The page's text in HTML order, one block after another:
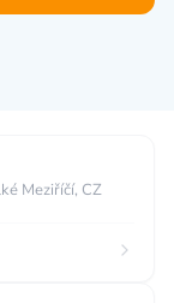
Meziříčí, CZ